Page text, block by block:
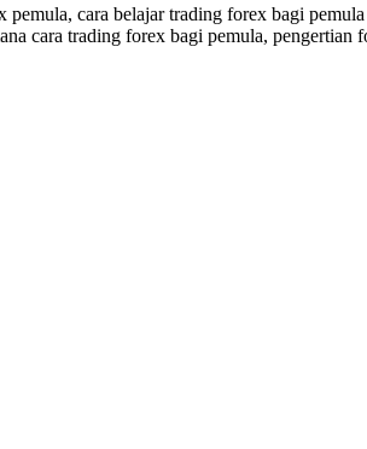
cara belajar trading forex bagi
cara trading forex bagi pemula,